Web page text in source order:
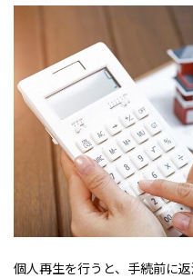
個人再生を行うと、手続前に